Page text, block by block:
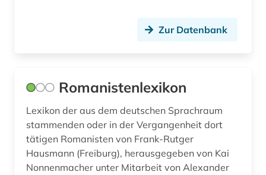
Zur Datenbank
Romanistenlexikon
Lexikon der aus dem deutschen Sprachraum
stammenden oder in der Vergangenheit dort
tätigen Romanisten von Frank-Rutger
Hausmann (Freiburg), herausgegeben von Kai
Nonnenmacher unter Mitarbeit von Alexander